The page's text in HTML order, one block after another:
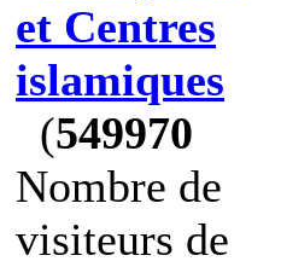
et Centres
islamiques
(549970
Nombre de
visiteurs de